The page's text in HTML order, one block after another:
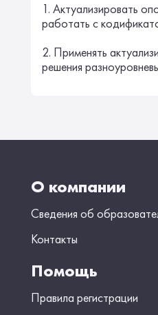
1. Актуализировать
работать с
2. Применять
решения
О компании
Сведения об
Контакты
Помощь
Правила регистрации